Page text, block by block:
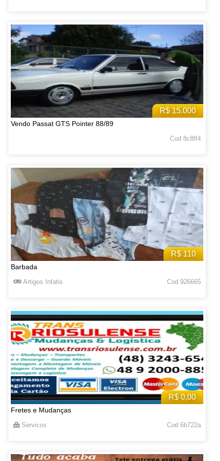
R$ 15.000
Vendo Passat GTS Pointer 88/89
Cod 8c8ff4
R$ 110
Barbada
Artigos Infatis Cod 926665
R$ 0,00
Fretes e Mudanças
Servicos Cod 6b722a